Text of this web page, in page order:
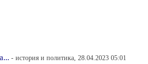
- история и политика, 28.04.2023 05:01